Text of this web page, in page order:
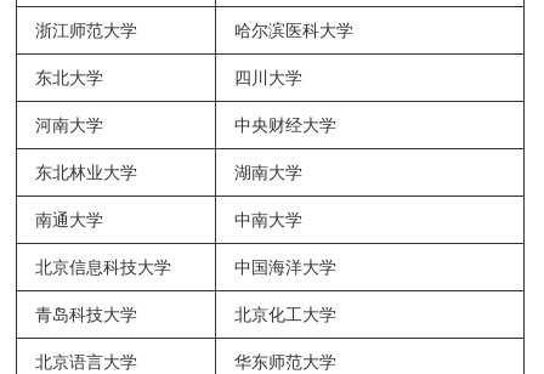
浙江师范大学 哈尔滨医科大学
东北大学 四川大学
河南大学 中央财经大学
东北林业大学 湖南大学
南通大学 中南大学
北京信息科技大学 中国海洋大学
青岛科技大学 北京化工大学
北京语言大学 华东师范大学